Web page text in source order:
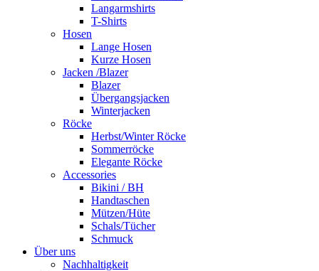
Langarmshirts
T-Shirts
Hosen
Lange Hosen
Kurze Hosen
Jacken /Blazer
Blazer
Übergangsjacken
Winterjacken
Röcke
Herbst/Winter Röcke
Sommerröcke
Elegante Röcke
Accessories
Bikini / BH
Handtaschen
Mützen/Hüte
Schals/Tücher
Schmuck
Über uns
Nachhaltigkeit